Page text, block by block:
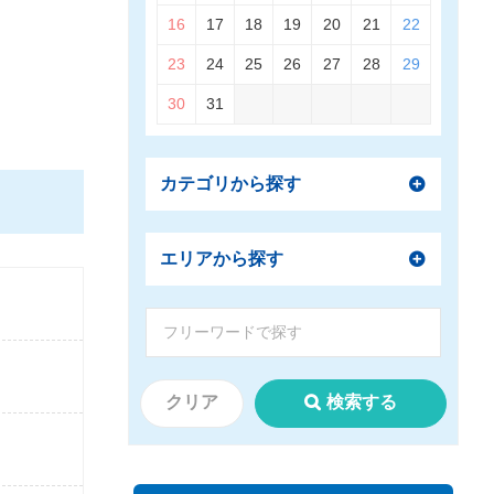
16 17 18 19 20 21 22
23 24 25 26 27 28 29
30 31
カテゴリから探す
エリアから探す
クリア 検索する